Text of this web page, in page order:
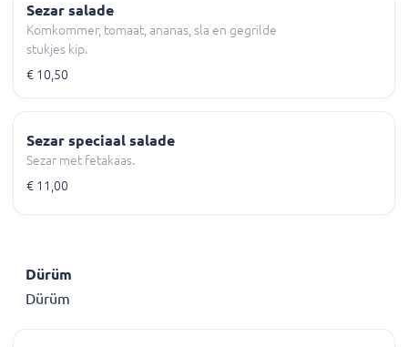
Sezar salade
Komkommer, tomaat, ananas, sla en gegrilde
stukjes kip.
€ 10,50
Sezar speciaal salade
Sezar met fetakaas.
€ 11,00
Dürüm
Dürüm